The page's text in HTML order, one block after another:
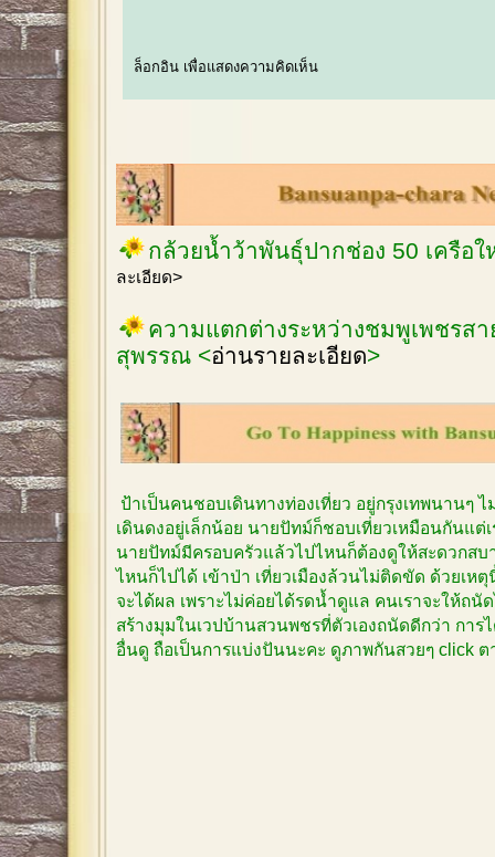
ล็อกอิน เพื่อแสดงความคิดเห็น
กล้วยน้ำว้าพันธุ์ปากช่อง 50 เครือ
ละเอียด>
ความแตกต่างระหว่างชมพูเพชรส
สุพรรณ <อ่านรายละเอียด>
ป้าเป็นคนชอบเดินทางท่องเที่ยว อยู่กรุงเทพนานๆ
เดินดงอยู่เล็กน้อย นายปัทม์ก็ชอบเที่ยวเหมือนกันแต่
นายปัทม์มีครอบครัวแล้วไปไหนก็ต้องดูให้สะดวกส
ไหนก็ไปได้ เข้าป่า เที่ยวเมืองล้วนไม่ติดขัด ด้วยเห
จะได้ผล เพราะไม่ค่อยได้รดน้ำดูแล คนเราจะให้ถนั
สร้างมุมในเวปบ้านสวนพชรที่ตัวเองถนัดดีกว่า การ
อื่นดู ถือเป็นการแบ่งปันนะคะ ดูภาพกันสวยๆ click ต